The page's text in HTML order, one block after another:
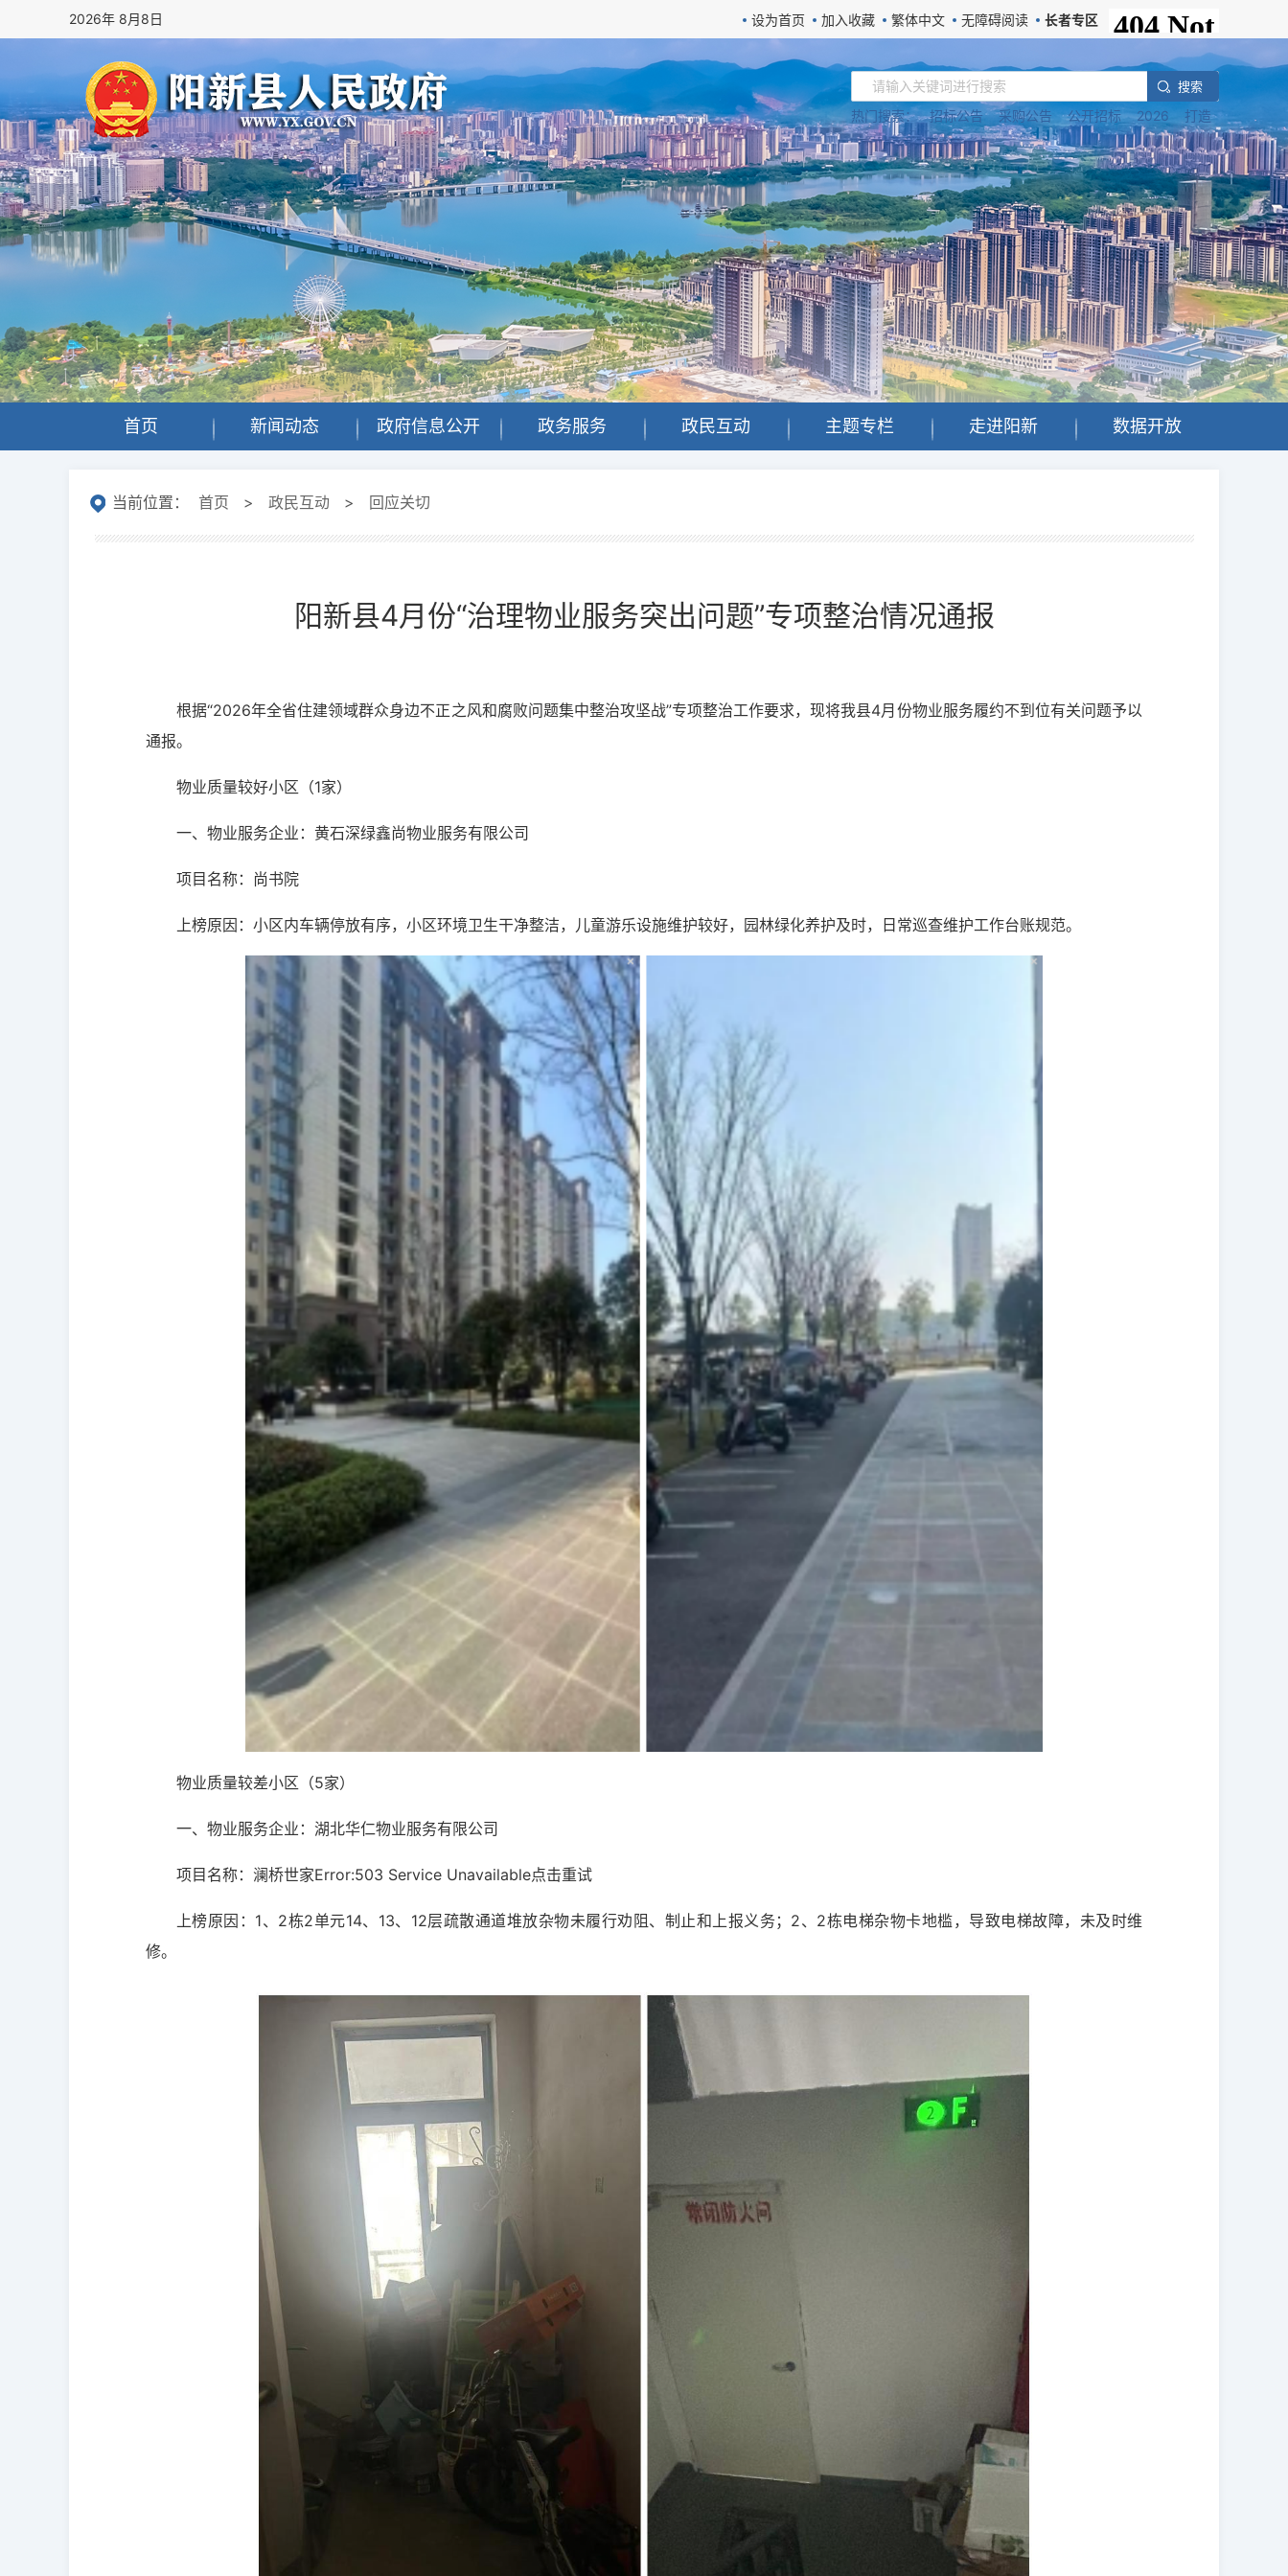
2026年 8月8日 设为首页 加入收藏 繁体中文 无障碍阅读 长者专区
搜 索
热门搜索： 招标公告 采购公告 公开招标 2026 打造
首页 新闻动态 政府信息公开 政务服务 政民互动 主题专栏 走进阳新 数据开放
当前位置： 首页 > 政民互动 > 回应关切
阳新县4月份“治理物业服务突出问题”专项整治情况通报
根据“2026年全省住建领域群众身边不正之风和腐败问题集中整治攻坚战”专项整治工作要求，现将我县4月份物业服务履约不到位有关问题予以
通报。
物业质量较好小区（1家）
一、物业服务企业：黄石深绿鑫尚物业服务有限公司
项目名称：尚书院
上榜原因：小区内车辆停放有序，小区环境卫生干净整洁，儿童游乐设施维护较好，园林绿化养护及时，日常巡查维护工作台账规范。
物业质量较差小区（5家）
一、物业服务企业：湖北华仁物业服务有限公司
项目名称：澜桥世家Error:503 Service Unavailable点击重试
上榜原因：1、2栋2单元14、13、12层疏散通道堆放杂物未履行劝阻、制止和上报义务；2、2栋电梯杂物卡地槛，导致电梯故障，未及时维
修。